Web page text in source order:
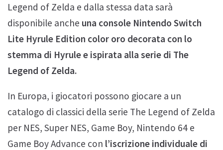
Legend of Zelda e dalla stessa data sarà
disponibile anche una console Nintendo Switch
Lite Hyrule Edition color oro decorata con lo
stemma di Hyrule e ispirata alla serie di The
Legend of Zelda.
In Europa, i giocatori possono giocare a un
catalogo di classici della serie The Legend of Zelda
per NES, Super NES, Game Boy, Nintendo 64 e
Game Boy Advance con l’iscrizione individuale di